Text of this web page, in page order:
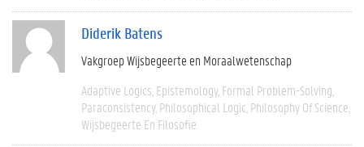
Diderik Batens
Vakgroep Wijsbegeerte en Moraalwetenschap
Adaptive Logics Epistemology Formal Problem-Solving
Paraconsistency Philosophical Logic Philosophy Of Science
Wijsbegeerte En Filosofie